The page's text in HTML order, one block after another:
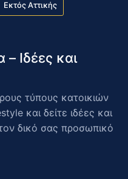
Εκτός Αττικής
– Ιδέες και
τύπους κατοικιών
και δείτε ιδέες και
δικό σας προσωπικό